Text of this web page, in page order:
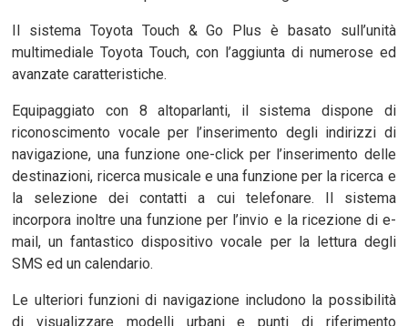
Il sistema Toyota Touch & Go Plus è basato sull’unità
multimediale Toyota Touch, con l’aggiunta di numerose ed
avanzate caratteristiche.
Equipaggiato con 8 altoparlanti, il sistema dispone di
riconoscimento vocale per l’inserimento degli indirizzi di
navigazione, una funzione one-click per l’inserimento delle
destinazioni, ricerca musicale e una funzione per la ricerca e
la selezione dei contatti a cui telefonare. Il sistema
incorpora inoltre una funzione per l’invio e la ricezione di e-
mail, un fantastico dispositivo vocale per la lettura degli
SMS ed un calendario.
Le ulteriori funzioni di navigazione includono la possibilità
di visualizzare modelli urbani e punti di riferimento